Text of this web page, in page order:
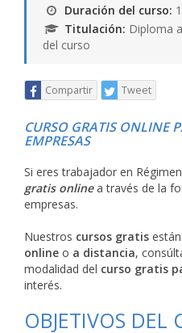
Duración del curso:
Titulación: Diploma
del curso
Compartir Tweet
CURSO GRATIS ONLINE
EMPRESAS
Si eres trabajador en
gratis onlinea través de la
empresas.
Nuestros cursos gratis
online o a distancia,
modalidad del curso gratis
interés.
OBJETIVOS DEL